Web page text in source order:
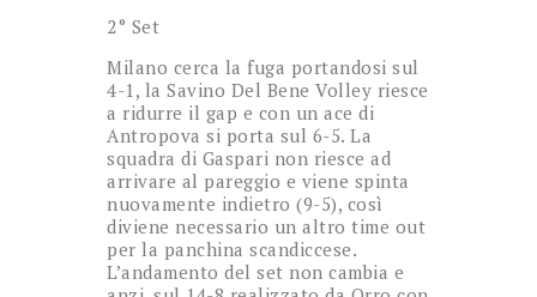
2° Set
Milano cerca la fuga portandosi sul
4-1, la Savino Del Bene Volley riesce
a ridurre il gap e con un ace di
Antropova si porta sul 6-5. La
squadra di Gaspari non riesce ad
arrivare al pareggio e viene spinta
nuovamente indietro (9-5), così
diviene necessario un altro time out
per la panchina scandiccese.
L’andamento del set non cambia e